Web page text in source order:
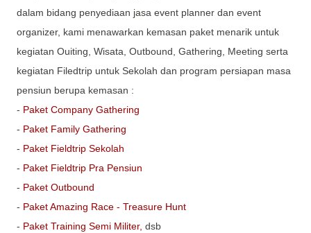
dalam bidang penyediaan jasa event planner dan event
organizer, kami menawarkan kemasan paket menarik untuk
kegiatan Ouiting, Wisata, Outbound, Gathering, Meeting serta
kegiatan Filedtrip untuk Sekolah dan program persiapan masa
pensiun berupa kemasan :
- Paket Company Gathering
- Paket Family Gathering
- Paket Fieldtrip Sekolah
- Paket Fieldtrip Pra Pensiun
- Paket Outbound
- Paket Amazing Race - Treasure Hunt
- Paket Training Semi Militer, dsb